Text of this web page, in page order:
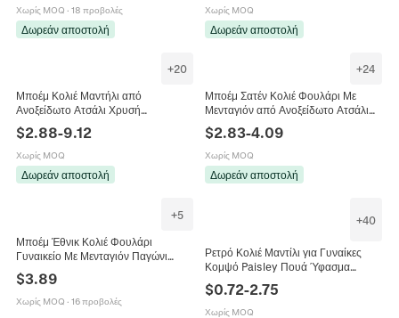
Χωρίς MOQ · 18 προβολές
Δωρεάν αποστολή
Χωρίς MOQ
Δωρεάν αποστολή
+20
Μποέμ Κολιέ Μαντήλι από
Ανοξείδωτο Ατσάλι Χρυσή
Επίστρωση Με Μενταγιόν Καρδιά
Ήλιος Φοίνικας για Γυναίκες
$2.88-9.12
Χωρίς MOQ
Δωρεάν αποστολή
+24
Μποέμ Σατέν Κολιέ Φουλάρι Με
Μενταγιόν από Ανοξείδωτο Ατσάλι
Καρδιά Κοχύλι Ήλιος Αστερίας Στρας
Τεχνητό Μαργαριτάρι Κοσμήματα
$2.83-4.09
Χωρίς MOQ
Δωρεάν αποστολή
+5
Μποέμ Έθνικ Κολιέ Φουλάρι
Γυναικείο Με Μενταγιόν Παγώνι
Πολυεστερική Εσάρπα Δώρο
Κοσμήματα
$3.89
Χωρίς MOQ · 16 προβολές
+40
Ρετρό Κολιέ Μαντίλι για Γυναίκες
Κομψό Paisley Πουά Ύφασμα
Αλυσίδα Κλείδας Με Κρεμαστό
Καρδιά Αξεσουάρ Κοσμημάτων
$0.72-2.75
Χωρίς MOQ